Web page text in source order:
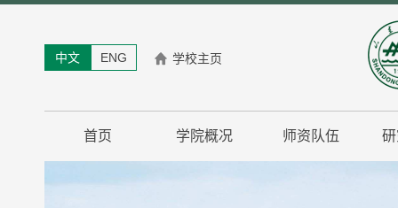
中文 ENG 学校主页
首页 学院概况 师资队伍